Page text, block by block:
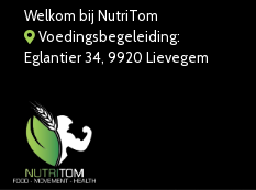
Welkom bij NutriTom
Voedingsbegeleiding:
Eglantier 34, 9920 Lievegem